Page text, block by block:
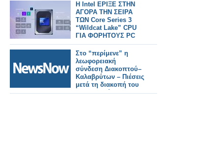
Η Intel ΕΡΙΞΕ ΣΤΗΝ
ΑΓΟΡΑ ΤΗΝ ΣΕΙΡΑ
ΤΩΝ Core Series 3
“Wildcat Lake” CPU
ΓΙΑ ΦΟΡΗΤΟΥΣ PC
Στο “περίμενε” η
λεωφορειακή
σύνδεση Διακοπτού–
Καλαβρύτων – Πιέσεις
μετά τη διακοπή του
Οδοντωτού.